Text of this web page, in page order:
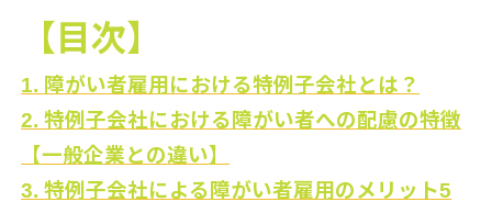
【目次】
1. 障がい者雇用における特例子会社とは？
2. 特例子会社における障がい者への配慮の特徴
【一般企業との違い】
3. 特例子会社による障がい者雇用のメリット5